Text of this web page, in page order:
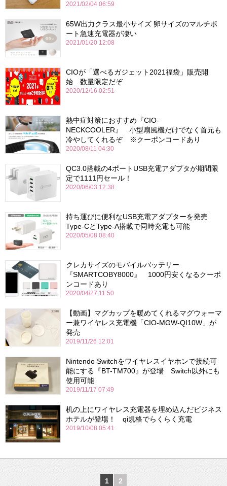
2021/02/04 06:59
65W出力クラス最小サイズ 卵サイズのマルチポ
ート急速充電器が凄い
2021/01/20 12:08
CIOが「選べるガジェット2021福袋」販売開
始 数量限定だぞ
2020/12/16 02:51
熱中症対策におすすめ『CIO-
NECKCOOLER』 小型扇風機だけでなく首元も
冷やしてくれるぞ ※クーポンコードあり
2020/08/11 04:30
QC3.0搭載の4ポートUSB充電アダプタが期間限
定で1111円セール！
2020/06/03 12:38
持ち運びに便利なUSB充電アダプターを発売
Type-CとType-A搭載で同時充電も可能
2020/05/08 08:40
クレカサイズのモバイルバッテリー
『SMARTCOBY8000』 1000円安くなるクーポ
ンコードあり
2020/04/27 11:50
【動画】マグカップを暖めてくれるマグウォーマ
ー兼ワイヤレス充電機「CIO-MGW-QI10W」が
発売
2019/11/26 12:01
Nintendo Switchをワイヤレスイヤホンで接続可
能にする『BT-TM700』が登場 Switch以外にも
使用可能
2019/11/17 07:49
机の上にワイヤレス充電器を埋め込んだビジネス
ホテルが登場！ qi規格でらくらく充電
2019/10/08 05:41
1 2